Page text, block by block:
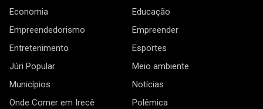
Economia
Educação
Empreendedorismo
Empreender
Entretenimento
Esportes
Júri Popular
Meio ambiente
Municípios
Notícias
Onde Comer em Irecê
Polêmica